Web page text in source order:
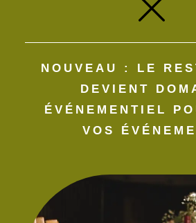
NOUVEAU : LE
DEVIENT
ÉVÉNEMENTIEL
VOS